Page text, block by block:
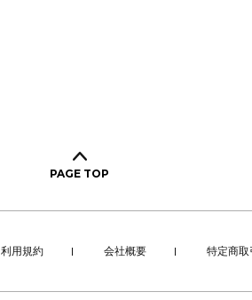
PAGE TOP
利用規約 会社概要 特定商取